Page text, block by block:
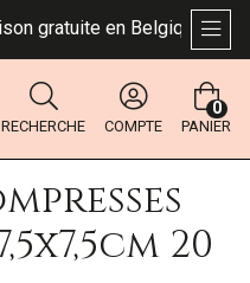
gratuite en Belgique dès
RECHERCHE COMPTE PANIER
0
20